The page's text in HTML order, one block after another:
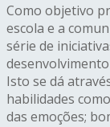
Como objetivo
escola e a
série de
Isto se dá
habilidades
das emoções;